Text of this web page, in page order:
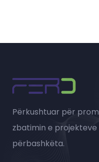
Përkushtuar për
zbatimin e
përbashkëta.